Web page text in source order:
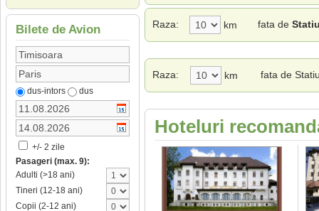
Bilete de Avion
dus-intors dus
+/- 2 zile
Pasageri (max. 9):
Adulti (>18 ani)
Tineri (12-18 ani)
Copii (2-12 ani)
Raza: km fata de
Raza: km fata de
Hoteluri